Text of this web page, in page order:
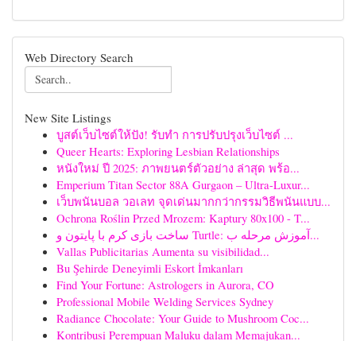
Web Directory Search
New Site Listings
บูสต์เว็บไซต์ให้ปัง! รับทำ การปรับปรุงเว็บไซต์ ...
Queer Hearts: Exploring Lesbian Relationships
หนังใหม่ ปี 2025: ภาพยนตร์ตัวอย่าง ล่าสุด พร้อ...
Emperium Titan Sector 88A Gurgaon – Ultra-Luxur...
เว็บพนันบอล วอเลท จุดเด่นมากกว่ากรรมวิธีพนันแบบ...
Ochrona Roślin Przed Mrozem: Kaptury 80x100 - T...
ساخت بازی کرم با پایتون و Turtle: آموزش مرحله ب...
Vallas Publicitarias Aumenta su visibilidad...
Bu Şehirde Deneyimli Eskort İmkanları
Find Your Fortune: Astrologers in Aurora, CO
Professional Mobile Welding Services Sydney
Radiance Chocolate: Your Guide to Mushroom Coc...
Kontribusi Perempuan Maluku dalam Memajukan...